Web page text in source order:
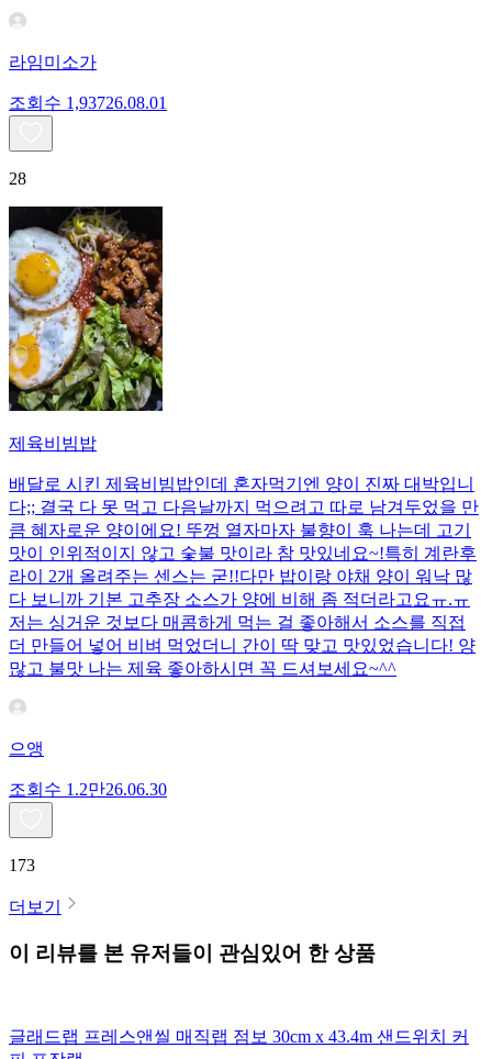
라임미소가
조회수 1,93726.08.01
28
제육비빔밥
배달로 시킨 제육비빔밥인데 혼자먹기엔 양이 진짜 대박입니
다;; 결국 다 못 먹고 다음날까지 먹으려고 따로 남겨두었을 만
큼 혜자로운 양이에요! 뚜껑 열자마자 불향이 훅 나는데 고기
맛이 인위적이지 않고 숯불 맛이라 참 맛있네요~!특히 계란후
라이 2개 올려주는 센스는 굳!! ​다만 밥이랑 야채 양이 워낙 많
다 보니까 기본 고추장 소스가 양에 비해 좀 적더라고요ㅠ.ㅠ
저는 싱거운 것보다 매콤하게 먹는 걸 좋아해서 소스를 직접
더 만들어 넣어 비벼 먹었더니 간이 딱 맞고 맛있었습니다! 양
많고 불맛 나는 제육 좋아하시면 꼭 드셔보세요~^^
으앵
조회수 1.2만26.06.30
173
더보기
이 리뷰를 본 유저들이 관심있어 한 상품
글래드랩 프레스앤씰 매직랩 점보 30cm x 43.4m 샌드위치 커